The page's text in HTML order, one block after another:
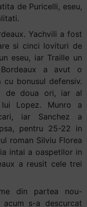
de Puricelli, eseu,
Yachvili a fost
si cinci lovituri de
eseu, iar Traille un
a avut o
cu bonusul defensiv.
de doua ori, iar al
Lopez. Munro a
iar Sanchez a
pentru 25-22 in
roman Silviu Florea
intai a oaspetilor in
a reusit cele trei
din partea nou-
s-a descurcat